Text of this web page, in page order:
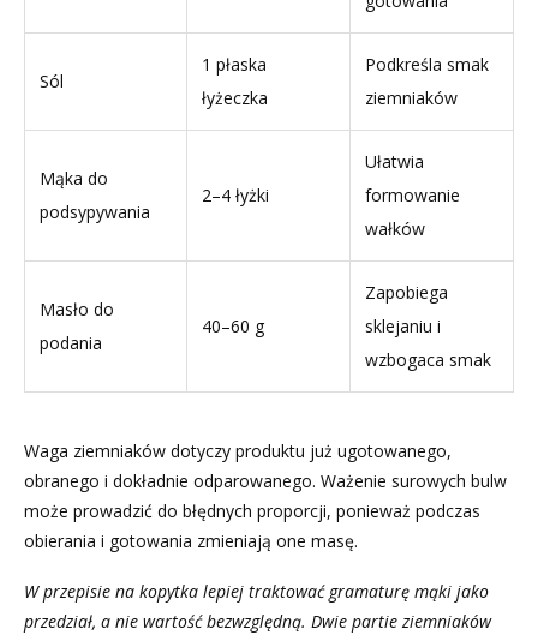
Sól
1 płaska
łyżeczka
Podkreśla smak
ziemniaków
Mąka do
podsypywania
2–4 łyżki
Ułatwia
formowanie
wałków
Masło do
podania
40–60 g
Zapobiega
sklejaniu i
wzbogaca smak
Waga ziemniaków dotyczy produktu już ugotowanego,
obranego i dokładnie odparowanego. Ważenie surowych bulw
może prowadzić do błędnych proporcji, ponieważ podczas
obierania i gotowania zmieniają one masę.
W przepisie na kopytka lepiej traktować gramaturę mąki jako
przedział, a nie wartość bezwzględną. Dwie partie ziemniaków